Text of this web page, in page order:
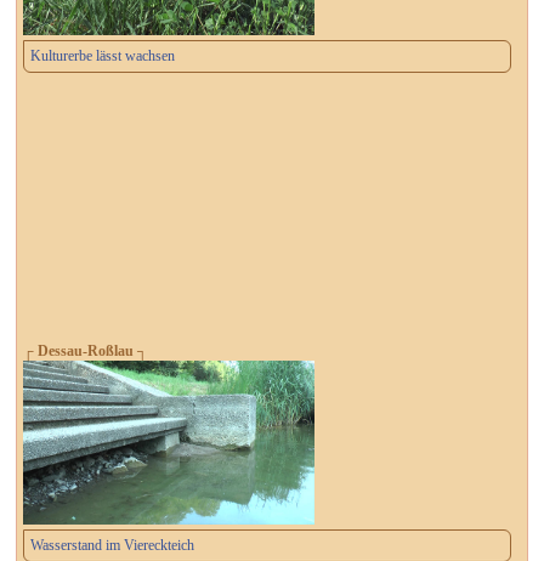
Kulturerbe lässt wachsen
┌ Dessau-Roßlau ┐
Wasserstand im Viereckteich